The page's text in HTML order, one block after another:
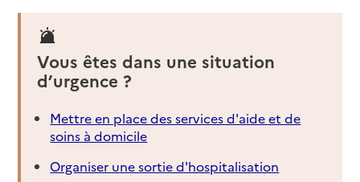
Vous êtes dans une situation
d’urgence ?
Mettre en place des services d'aide et de
soins à domicile
Organiser une sortie d'hospitalisation